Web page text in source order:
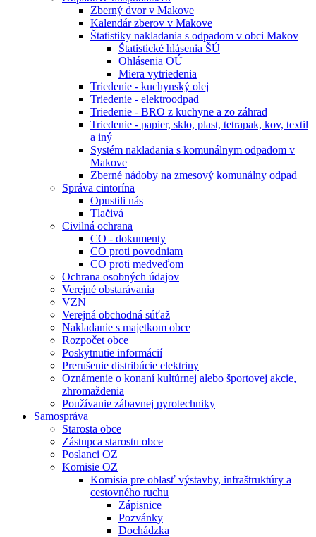
Zberný dvor v Makove
Kalendár zberov v Makove
Štatistiky nakladania s odpadom v obci Makov
Štatistické hlásenia ŠÚ
Ohlásenia OÚ
Miera vytriedenia
Triedenie - kuchynský olej
Triedenie - elektroodpad
Triedenie - BRO z kuchyne a zo záhrad
Triedenie - papier, sklo, plast, tetrapak, kov, textil
a iný
Systém nakladania s komunálnym odpadom v
Makove
Zberné nádoby na zmesový komunálny odpad
Správa cintorína
Opustili nás
Tlačivá
Civilná ochrana
CO - dokumenty
CO proti povodniam
CO proti medveďom
Ochrana osobných údajov
Verejné obstarávania
VZN
Verejná obchodná súťaž
Nakladanie s majetkom obce
Rozpočet obce
Poskytnutie informácií
Prerušenie distribúcie elektriny
Oznámenie o konaní kultúrnej alebo športovej akcie,
zhromaždenia
Používanie zábavnej pyrotechniky
Samospráva
Starosta obce
Zástupca starostu obce
Poslanci OZ
Komisie OZ
Komisia pre oblasť výstavby, infraštruktúry a
cestovného ruchu
Zápisnice
Pozvánky
Dochádzka